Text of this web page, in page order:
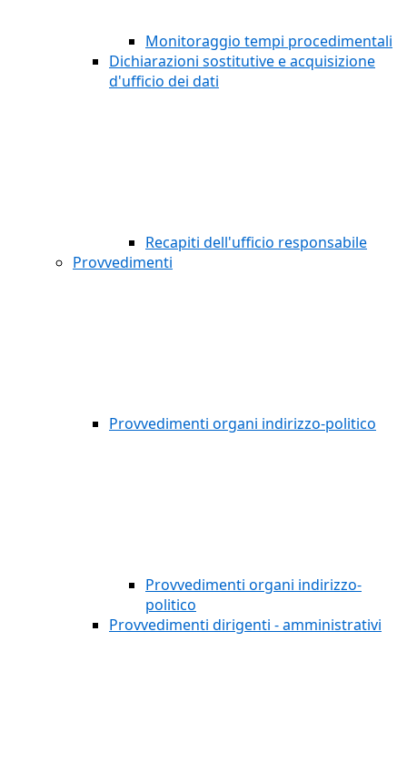
Monitoraggio tempi procedimentali
Dichiarazioni sostitutive e acquisizione
d'ufficio dei dati
Recapiti dell'ufficio responsabile
Provvedimenti
Provvedimenti organi indirizzo-politico
Provvedimenti organi indirizzo-
politico
Provvedimenti dirigenti - amministrativi